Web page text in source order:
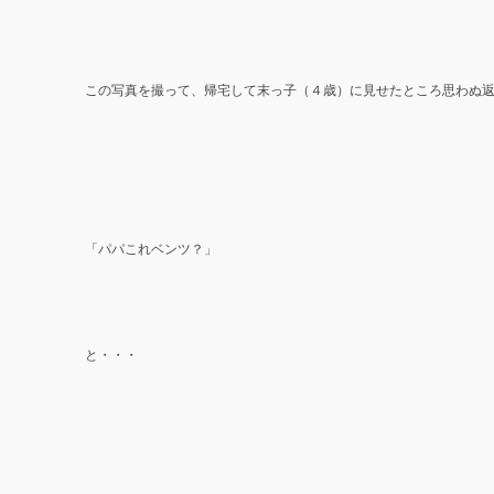
この写真を撮って、帰宅して末っ子（４歳）に見せたところ思わぬ
「パパこれベンツ？」
と・・・